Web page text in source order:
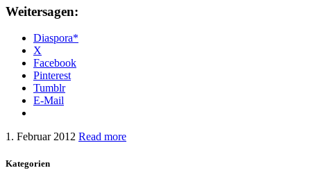
Weitersagen:
Diaspora*
X
Facebook
Pinterest
Tumblr
E-Mail
1. Februar 2012 Read more
Kategorien